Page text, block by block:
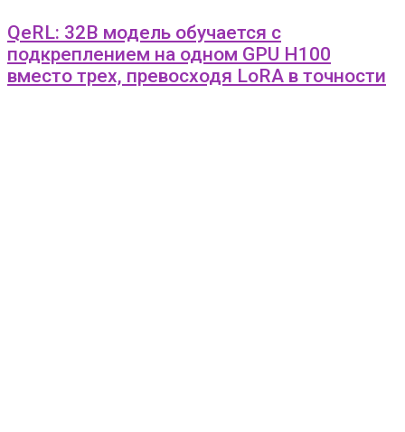
QeRL: 32B модель обучается с
подкреплением на одном GPU H100
вместо трех, превосходя LoRA в точности